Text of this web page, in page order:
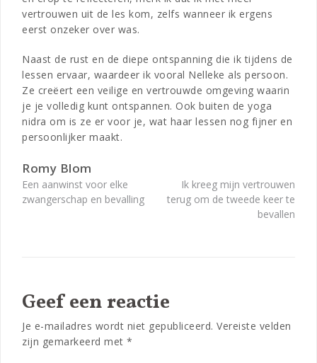
vertrouwen uit de les kom, zelfs wanneer ik ergens
eerst onzeker over was.
Naast de rust en de diepe ontspanning die ik tijdens de
lessen ervaar, waardeer ik vooral Nelleke als persoon.
Ze creëert een veilige en vertrouwde omgeving waarin
je je volledig kunt ontspannen. Ook buiten de yoga
nidra om is ze er voor je, wat haar lessen nog fijner en
persoonlijker maakt.
Romy Blom
Bericht
navigatie
Een aanwinst voor elke
zwangerschap en bevalling
Ik kreeg mijn vertrouwen
terug om de tweede keer te
bevallen
Geef een reactie
Je e-mailadres wordt niet gepubliceerd. Vereiste velden
zijn gemarkeerd met *